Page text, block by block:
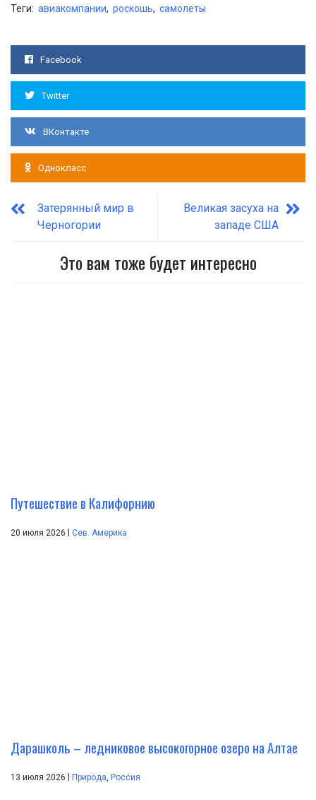
Теги: авиакомпании, роскошь, самолеты
Facebook
Twitter
ВКонтакте
Однокласс
Затерянный мир в
Черногории
Великая засуха на
западе США
Это вам тоже будет интересно
Путешествие в Калифорнию
20 июля 2026 Сев. Америка
Дарашколь – ледниковое высокогорное озеро на Алтае
13 июля 2026 Природа, Россия